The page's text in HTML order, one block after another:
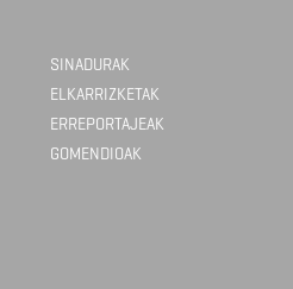
SINADURAK
ELKARRIZKETAK
ERREPORTAJEAK
GOMENDIOAK